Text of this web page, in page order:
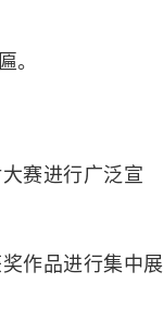
赛进行广泛宣
作品进行集中展